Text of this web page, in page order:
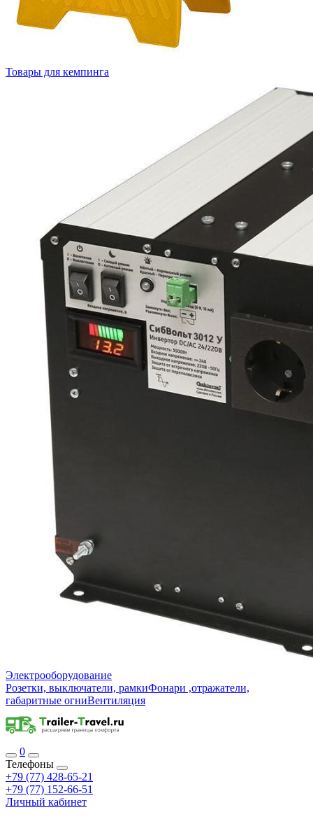
Товары для кемпинга
Электрооборудование
Розетки, выключатели, рамкиФонари ,отражатели,
габаритные огниВентиляция
0
Телефоны
+79 (77) 428-65-21
+79 (77) 152-66-51
Личный кабинет